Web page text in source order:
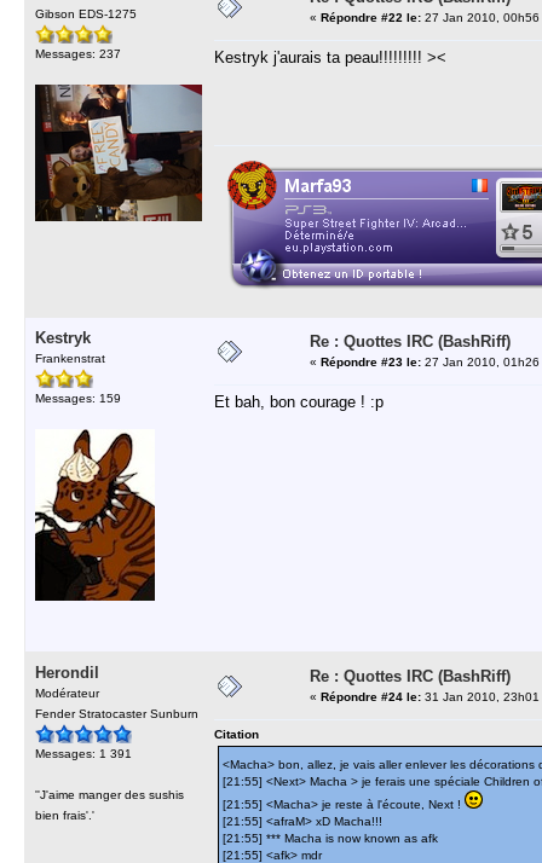
Gibson EDS-1275
Messages: 237
« Répondre #22 le: 27 Jan 2010, 00h56
Kestryk j'aurais ta peau!!!!!!!!! ><
Kestryk
Frankenstrat
Messages: 159
Re : Quottes IRC (BashRiff)
« Répondre #23 le: 27 Jan 2010, 01h26
Et bah, bon courage ! :p
Herondil
Modérateur
Fender Stratocaster Sunburn
Messages: 1 391
''J'aime manger des sushis
bien frais'.'
Re : Quottes IRC (BashRiff)
« Répondre #24 le: 31 Jan 2010, 23h01
Citation
<Macha> bon, allez, je vais aller enlever les
[21:55] <Next> Macha > je ferais une spéciale Children
[21:55] <Macha> je reste à l'écoute, Next !
[21:55] <afraM> xD Macha!!!
[21:55] *** Macha is now known as afk
[21:55] <afk> mdr